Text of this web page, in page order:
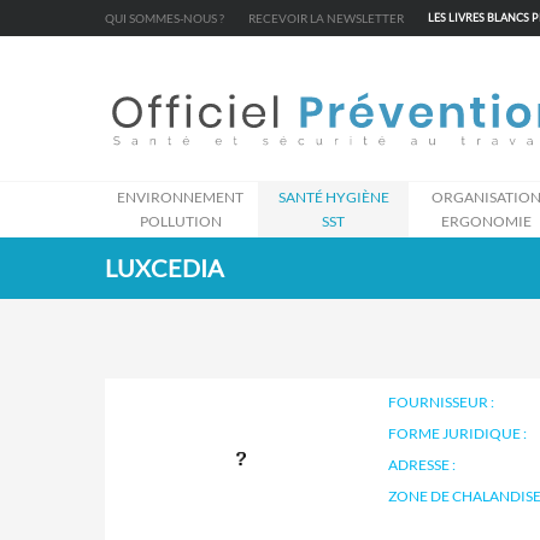
QUI SOMMES-NOUS ? RECEVOIR LA NEWSLETTER LES LIVRES BLANCS
ENVIRONNEMENT
POLLUTION
SANTÉ HYGIÈNE
SST
ORGANISATION
ERGONOMIE
LUXCEDIA
FOURNISSEUR :
FORME JURIDIQUE :
ADRESSE :
ZONE DE
Cookies management panel